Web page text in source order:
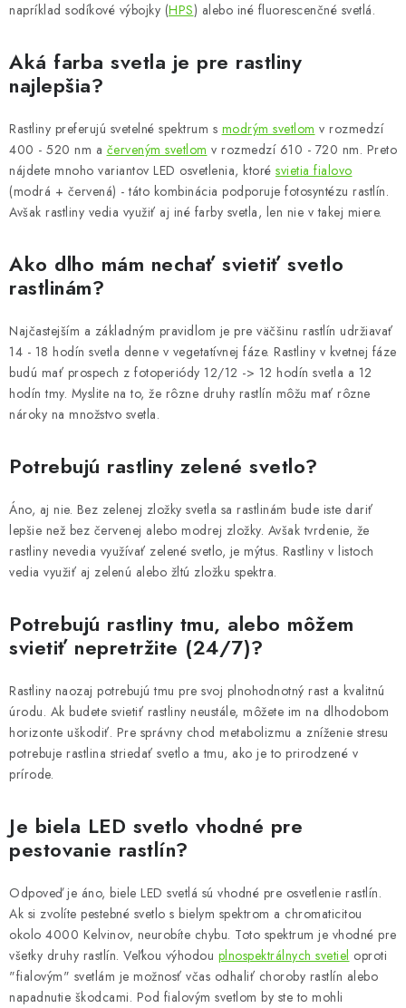
napríklad sodíkové výbojky (HPS) alebo iné fluorescenčné svetlá.
Aká farba svetla je pre rastliny
najlepšia?
Rastliny preferujú svetelné spektrum s modrým svetlom v rozmedzí
400 - 520 nm a červeným svetlom v rozmedzí 610 - 720 nm. Preto
nájdete mnoho variantov LED osvetlenia, ktoré svietia fialovo
(modrá + červená) - táto kombinácia podporuje fotosyntézu rastlín.
Avšak rastliny vedia využiť aj iné farby svetla, len nie v takej miere.
Ako dlho mám nechať svietiť svetlo
rastlinám?
Najčastejším a základným pravidlom je pre väčšinu rastlín udržiavať
14 - 18 hodín svetla denne v vegetatívnej fáze. Rastliny v kvetnej fáze
budú mať prospech z fotoperiódy 12/12 -> 12 hodín svetla a 12
hodín tmy. Myslite na to, že rôzne druhy rastlín môžu mať rôzne
nároky na množstvo svetla.
Potrebujú rastliny zelené svetlo?
Áno, aj nie. Bez zelenej zložky svetla sa rastlinám bude iste dariť
lepšie než bez červenej alebo modrej zložky. Avšak tvrdenie, že
rastliny nevedia využívať zelené svetlo, je mýtus. Rastliny v listoch
vedia využiť aj zelenú alebo žltú zložku spektra.
Potrebujú rastliny tmu, alebo môžem
svietiť nepretržite (24/7)?
Rastliny naozaj potrebujú tmu pre svoj plnohodnotný rast a kvalitnú
úrodu. Ak budete svietiť rastliny neustále, môžete im na dlhodobom
horizonte uškodiť. Pre správny chod metabolizmu a zníženie stresu
potrebuje rastlina striedať svetlo a tmu, ako je to prirodzené v
prírode.
Je biela LED svetlo vhodné pre
pestovanie rastlín?
Odpoveď je áno, biele LED svetlá sú vhodné pre osvetlenie rastlín.
Ak si zvolíte pestebné svetlo s bielym spektrom a chromaticitou
okolo 4000 Kelvinov, neurobíte chybu. Toto spektrum je vhodné pre
všetky druhy rastlín. Veľkou výhodou plnospektrálnych svetiel oproti
"fialovým" svetlám je možnosť včas odhaliť choroby rastlín alebo
napadnutie škodcami. Pod fialovým svetlom by ste to mohli